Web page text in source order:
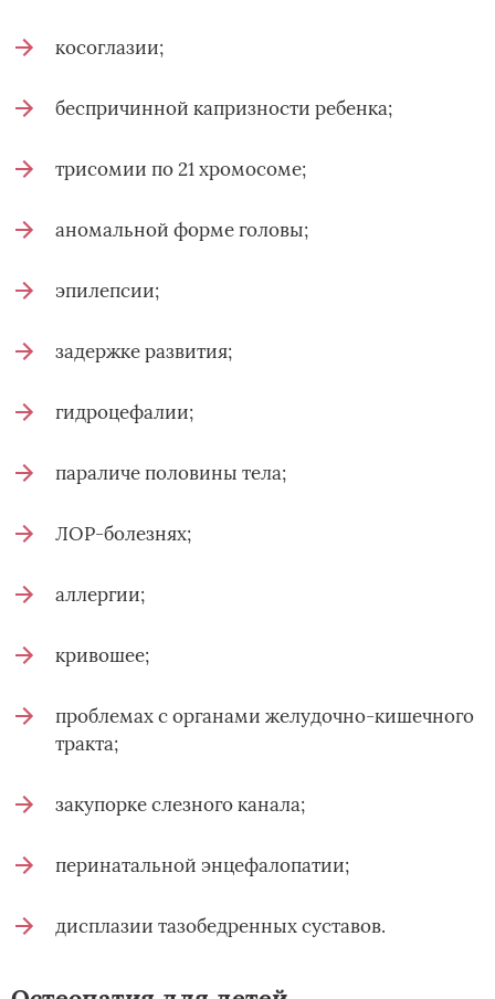
косоглазии;
беспричинной капризности ребенка;
трисомии по 21 хромосоме;
аномальной форме головы;
эпилепсии;
задержке развития;
гидроцефалии;
параличе половины тела;
ЛОР-болезнях;
аллергии;
кривошее;
проблемах с органами желудочно-кишечного
тракта;
закупорке слезного канала;
перинатальной энцефалопатии;
дисплазии тазобедренных суставов.